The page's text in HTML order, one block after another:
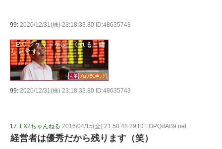
99: 2020/12/31(株) 23:18:33.80 ID:48635743
99: 2020/12/31(株) 23:18:33.80 ID:48635743
17: FX2ちゃんねる 2016/04/15(金) 21:58:48.29 ID:LOPQdAB9.net
経営者は優秀だから残ります（笑）